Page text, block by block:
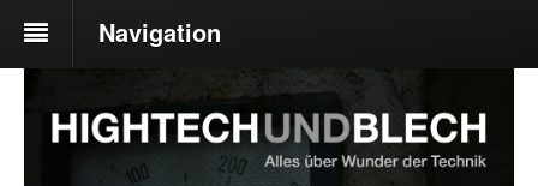
Navigation